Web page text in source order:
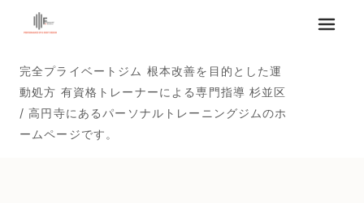
完全プライベートジム 根本改善を目的とした運
動処方 有資格トレーナーによる専門指導 杉並区
/ 高円寺にあるパーソナルトレーニングジムのホ
ームページです。
メニュ